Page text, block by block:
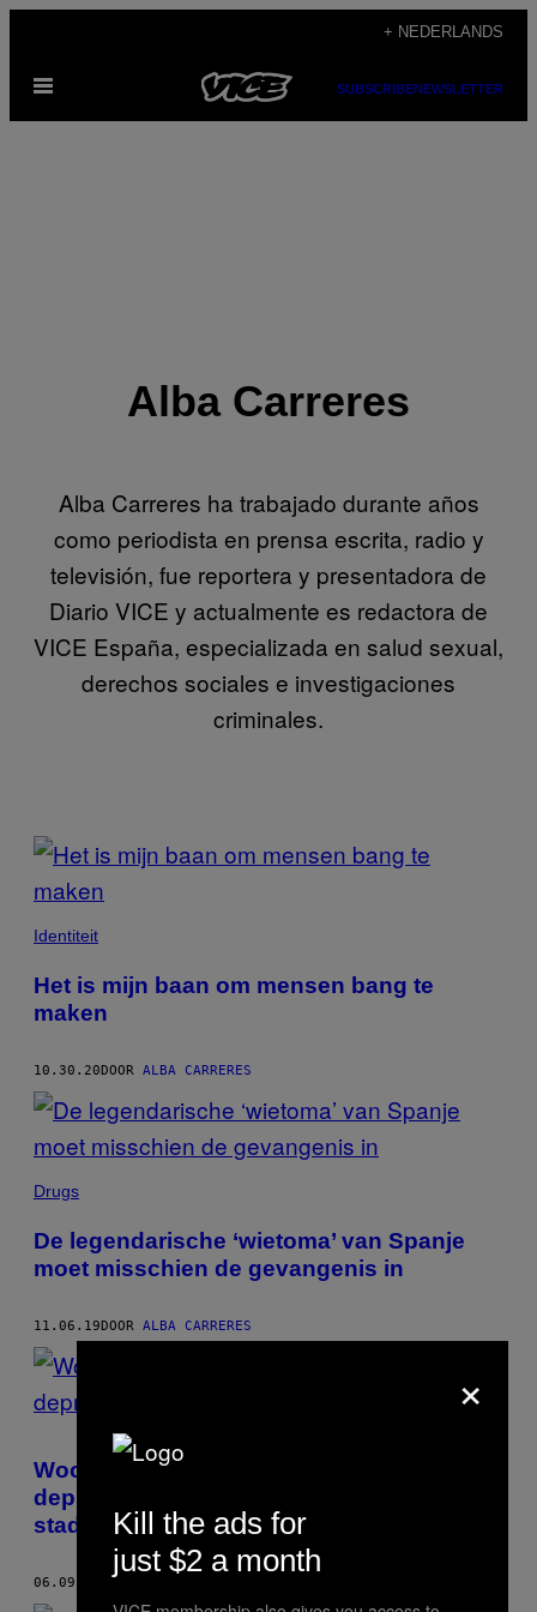
de
+ NEDERLANDS
Open
SUBSCRIBENEWSLETTER
Alba Carreres
Alba Carreres ha trabajado durante años
como periodista en prensa escrita, radio y
televisión, fue reportera y presentadora de
Diario VICE y actualmente es redactora de
VICE España, especializada en salud sexual,
derechos sociales e investigaciones
criminales.
POSTS
BY
THIS
AUTHOR
Identiteit
Het is mijn baan om mensen bang te
maken
10.30.20DOOR ALBA CARRERES
Drugs
De legendarische ‘wietoma’ van Spanje
moet misschien de gevangenis in
11.06.19DOOR ALBA CARRERES
Woonhokjes van 3 vierkante meter, de
deprimerende toekomst van leven in de
stad
06.09.19 DOOR
×
Kill the ads for
just $2 a month